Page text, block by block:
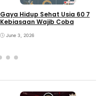
Gaya Hidup Sehat Usia 60 7
Kebiasaan Wajib Coba
June 3, 2026